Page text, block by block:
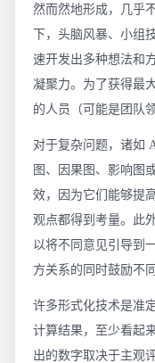
然而然地形成，几乎
下，头脑风暴、小组
速开发出多种想法和
凝聚力。为了获得最
的人员（可能是团队
对于复杂问题，诸如
图、因果图、影响图
效，因为它们能够提
观点都得到考量。此
以将不同意见引导到
方关系的同时鼓励不
许多形式化技术是准
计算结果，至少看起
出的数字取决于主观